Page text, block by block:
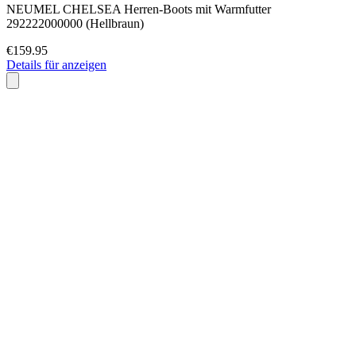
NEUMEL CHELSEA Herren-Boots mit Warmfutter
292222000000 (Hellbraun)
€159.95
Details für anzeigen